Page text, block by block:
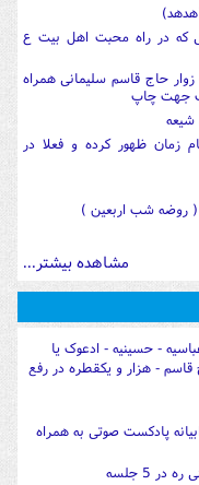
که در راه محبت اهل بیت ع
حاج قاسم سلیمانی همراه
جهت چاپ
شیعه
زمان ظهور کرده و فعلا در
( روضه شب اربعین )
مشاهده بیشتر...
- حسینیه - ادعوک یا
- هزار و یکقطره در رفع
پادکست صوتی به همراه
5 جلسه